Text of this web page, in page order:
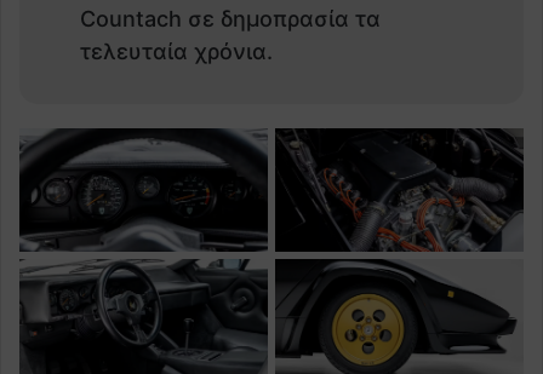
Countach σε δημοπρασία τα
τελευταία χρόνια.